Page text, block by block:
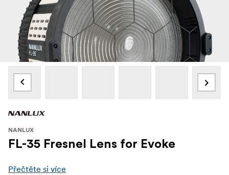
NANLUX
FL-35 Fresnel Lens for Evoke
Přečtěte si více